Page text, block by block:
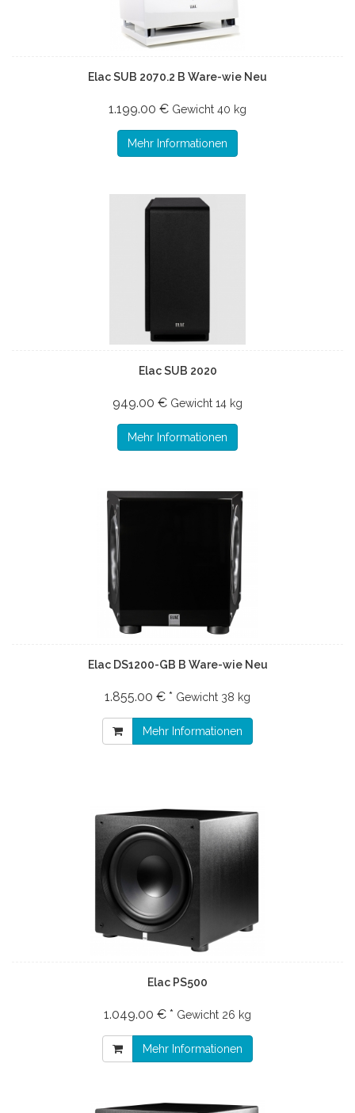
Elac SUB 2070.2 B Ware-wie Neu
1.199.00 € Gewicht 40 kg
Mehr Informationen
Elac SUB 2020
949.00 € Gewicht 14 kg
Mehr Informationen
Elac DS1200-GB B Ware-wie Neu
1.855.00 € * Gewicht 38 kg
Mehr Informationen
Elac PS500
1.049.00 € * Gewicht 26 kg
Mehr Informationen